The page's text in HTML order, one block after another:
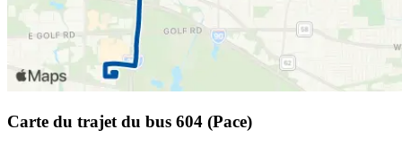
Carte du trajet du bus 604 (Pace)